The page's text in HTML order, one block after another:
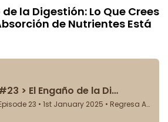
la Digestión: Lo Que Crees
de Nutrientes Está